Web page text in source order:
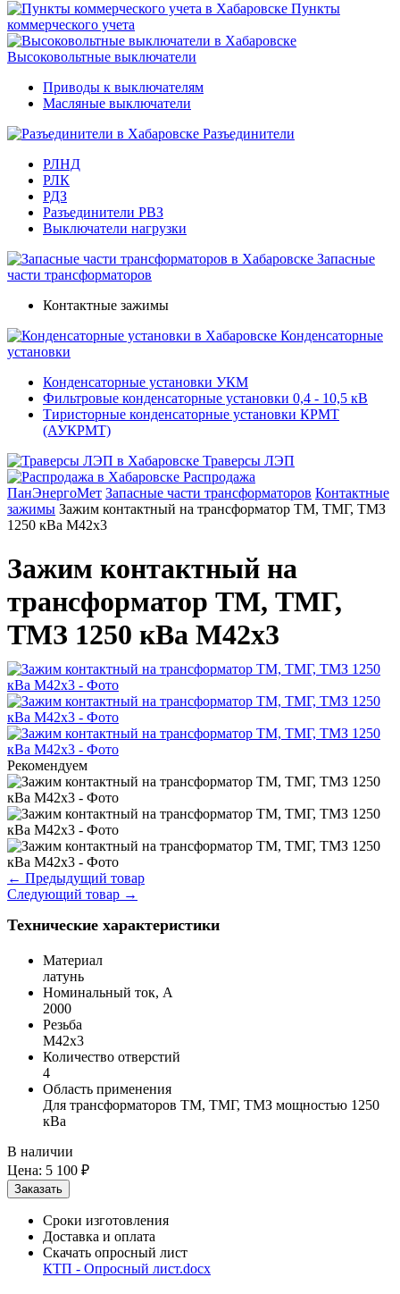
Пункты
коммерческого учета
Высоковольтные выключатели
Приводы к выключателям
Масляные выключатели
Разъединители
РЛНД
РЛК
РДЗ
Разъединители РВЗ
Выключатели нагрузки
Запасные
части трансформаторов
Контактные зажимы
Конденсаторные
установки
Конденсаторные установки УКМ
Фильтровые конденсаторные установки 0,4 - 10,5 кВ
Тиристорные конденсаторные установки КРМТ
(АУКРМТ)
Траверсы ЛЭП
Распродажа
ПанЭнергоМет Запасные части трансформаторов Контактные
зажимы Зажим контактный на трансформатор ТМ, ТМГ, ТМЗ
1250 кВа М42x3
Зажим контактный на
трансформатор ТМ, ТМГ,
ТМЗ 1250 кВа М42x3
Рекомендуем
← Предыдущий товар
Следующий товар →
Технические характеристики
Материал
латунь
Номинальный ток, А
2000
Резьба
М42x3
Количество отверстий
4
Область применения
Для трансформаторов ТМ, ТМГ, ТМЗ мощностью 1250
кВа
В наличии
Цена: 5 100 ₽
Сроки изготовления
Доставка и оплата
Скачать опросный лист
КТП - Опросный лист.docx